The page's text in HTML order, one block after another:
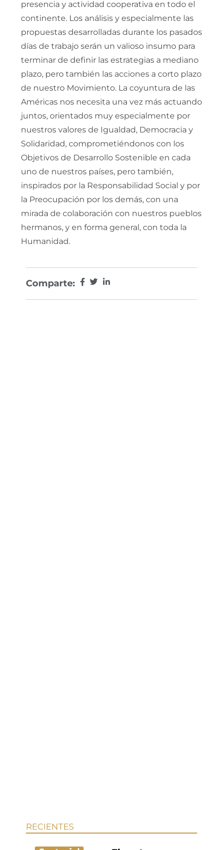
presencia y actividad cooperativa en todo el
continente. Los análisis y especialmente las
propuestas desarrolladas durante los pasados
días de trabajo serán un valioso insumo para
terminar de definir las estrategias a mediano
plazo, pero también las acciones a corto plazo
de nuestro Movimiento. La coyuntura de las
Américas nos necesita una vez más actuando
juntos, orientados muy especialmente por
nuestros valores de Igualdad, Democracia y
Solidaridad, comprometiéndonos con los
Objetivos de Desarrollo Sostenible en cada
uno de nuestros países, pero también,
inspirados por la Responsabilidad Social y por
la Preocupación por los demás, con una
mirada de colaboración con nuestros pueblos
hermanos, y en forma general, con toda la
Humanidad.
Comparte:
RECIENTES